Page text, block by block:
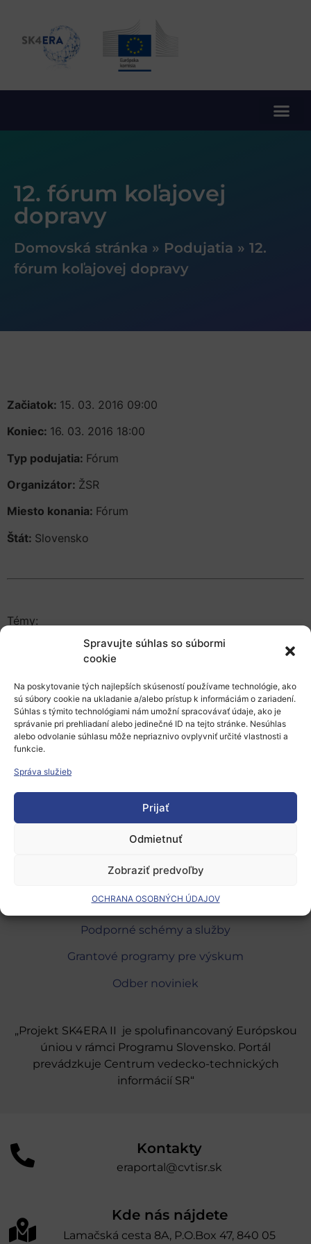
Spravujte súhlas so súbormi
cookie
Na poskytovanie tých najlepších skúseností používame technológie, ako
sú súbory cookie na ukladanie a/alebo prístup k informáciám o zariadení.
Súhlas s týmito technológiami nám umožní spracovávať údaje, ako je
správanie pri prehliadaní alebo jedinečné ID na tejto stránke. Nesúhlas
alebo odvolanie súhlasu môže nepriaznivo ovplyvniť určité vlastnosti a
funkcie.
Správa služieb
Prijať
Odmietnuť
Zobraziť predvoľby
OCHRANA OSOBNÝCH ÚDAJOV
12. fórum koľajovej
dopravy
Domovská stránka » Podujatia » 12.
fórum koľajovej dopravy
Začiatok: 15. 03. 2016 09:00
Koniec: 16. 03. 2016 18:00
Typ podujatia: Fórum
Organizátor: ŽSR
Miesto konania: Fórum
Štát: Slovensko
Témy:
Rozvoj železničnej dopravy v EÚ a na Slovensku v
období 2014-2020.
Integrácia verejnej osobnej dopravy a cezhraničné
prepojenia.
Konkurencieschopnosť a výzvy pre železničnú dopravu.
Pridať do Google Calendar
Európsky výskumný priestor
Oblasti našej podpory
Podporné schémy a služby
Grantové programy pre výskum
Odber noviniek
„Projekt SK4ERA II je spolufinancovaný Európskou
úniou v rámci Programu Slovensko. Portál
prevádzkuje Centrum vedecko-technických
informácií SR“
Kontakty
eraportal@cvtisr.sk
Kde nás nájdete
Lamačská cesta 8A, P.O.Box 47, 840 05